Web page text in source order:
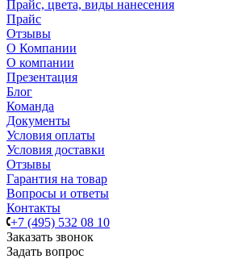
Прайс, цвета, виды нанесения
Прайс
Отзывы
О Компании
О компании
Презентация
Блог
Команда
Документы
Условия оплаты
Условия доставки
Отзывы
Гарантия на товар
Вопросы и ответы
Контакты
+7 (495) 532 08 10
Заказать звонок
Задать вопрос